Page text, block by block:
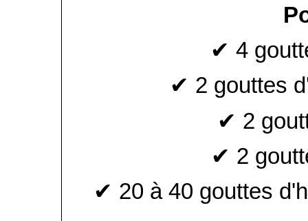
✔ 4
✔ 2 gouttes
✔ 2
✔ 2
✔ 20 à 40 gouttes